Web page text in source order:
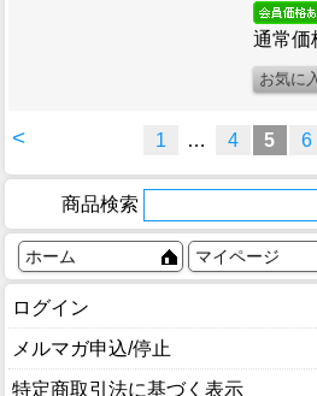
通常価
< 1 … 4 5 6
商品検索
ホーム マイページ
ログイン
メルマガ申込/停止
特定商取引法に基づく表示